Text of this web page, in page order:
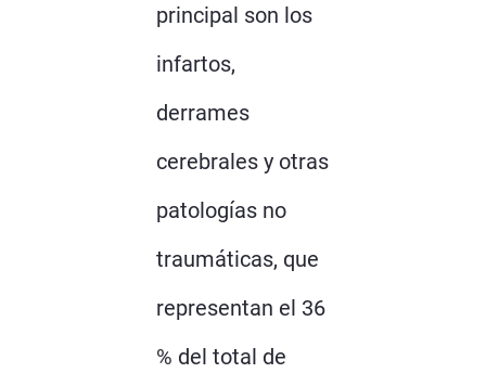
principal son los
infartos,
derrames
cerebrales y otras
patologías no
traumáticas, que
representan el 36
% del total de